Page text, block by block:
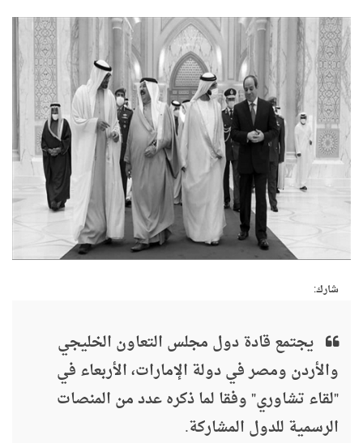
شارك:
يجتمع قادة دول مجلس التعاون الخليجي
والأردن ومصر في دولة الإمارات، الأربعاء في
"لقاء تشاوري" وفقا لما ذكره عدد من المنصات
الرسمية للدول المشاركة.